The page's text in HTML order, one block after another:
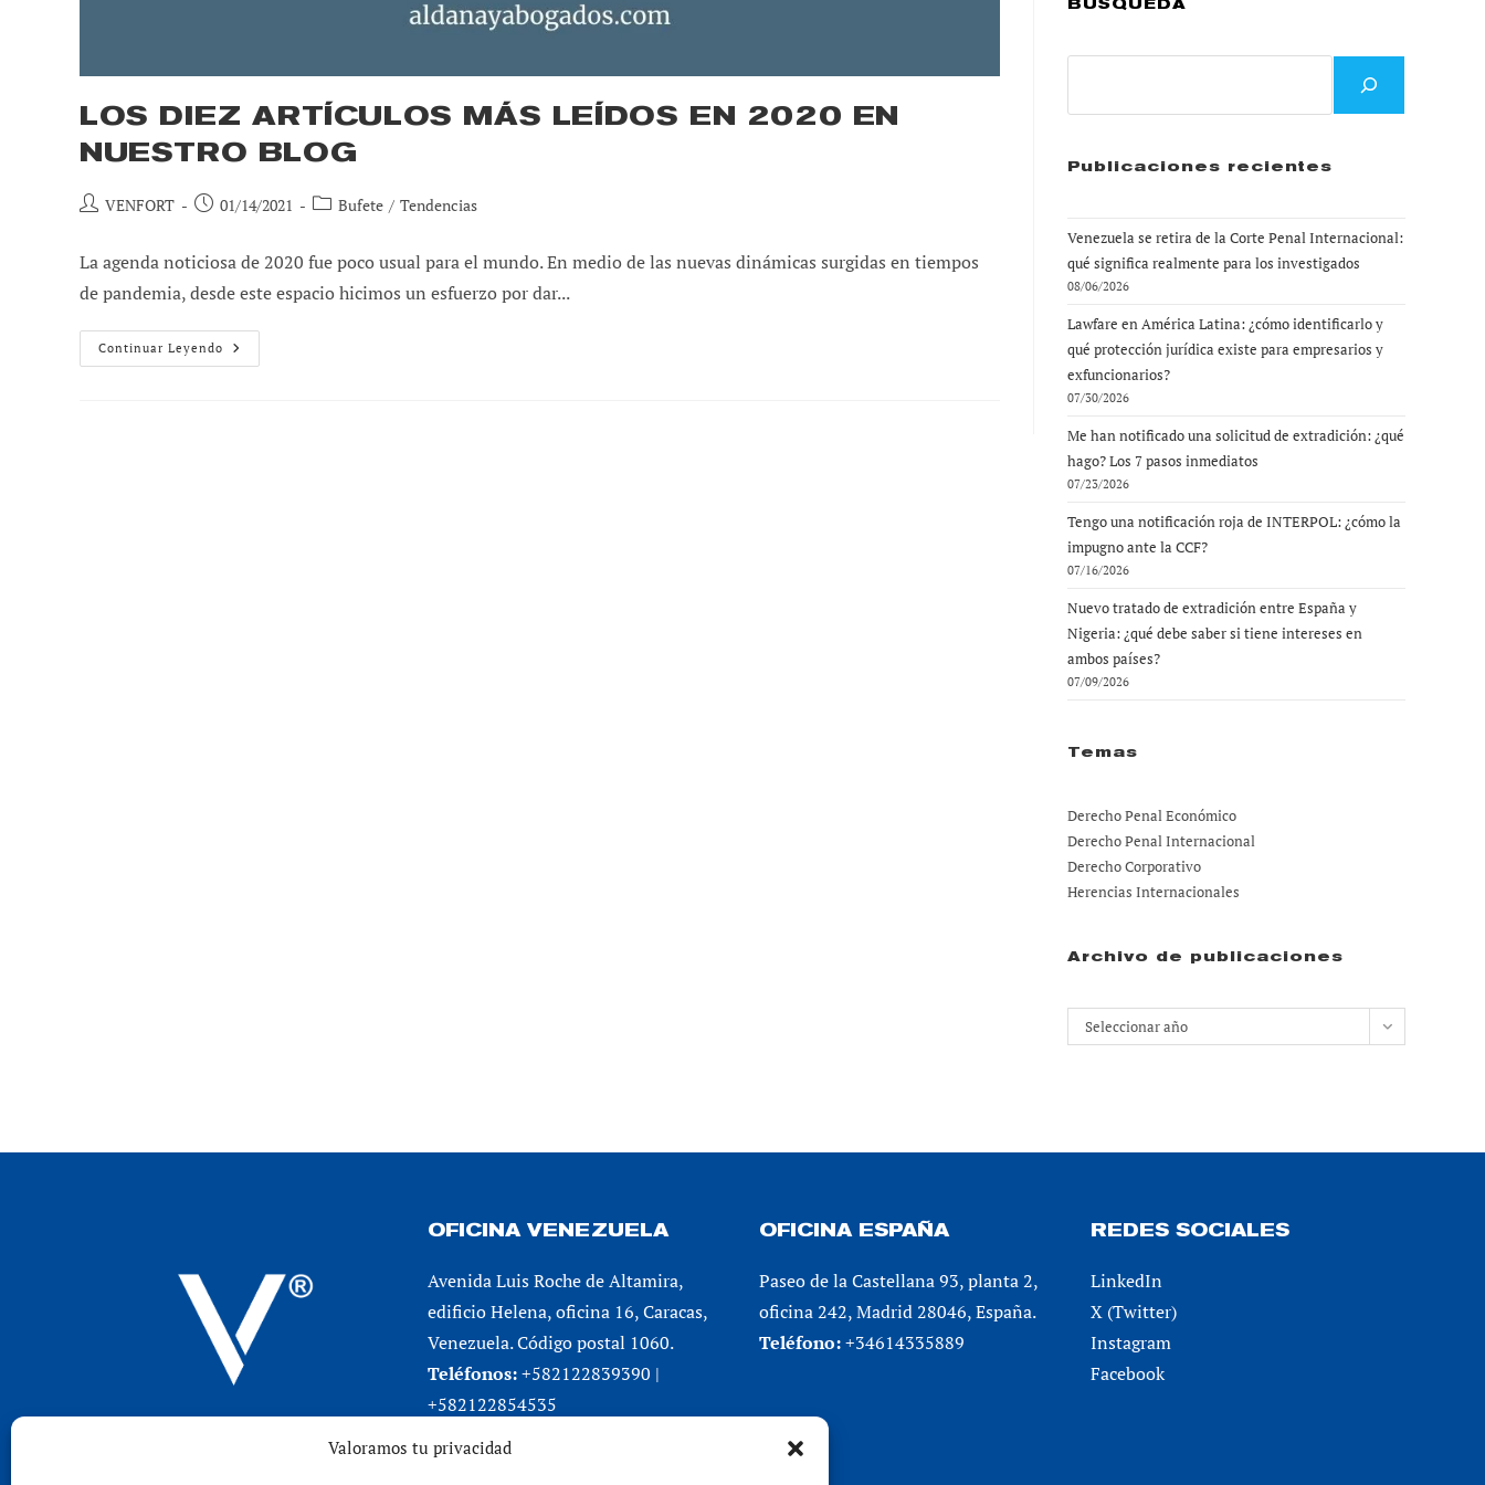
Valoramos tu privacidad
LOS DIEZ ARTÍCULOS MÁS LEÍDOS EN 2020 EN
NUESTRO BLOG
Autor
entrada:
VENFORT
Publicación
entrada:
01/14/2021
Categoría
entrada:
Bufete / Tendencias
La agenda noticiosa de 2020 fue poco usual para el mundo. En medio de las nuevas dinámicas surgidas en tiempos
de pandemia, desde este espacio hicimos un esfuerzo por dar...
Continuar Leyendo Los
Diez
BÚSQUEDA
Publicaciones recientes
Venezuela se retira de la Corte Penal Internacional:
qué significa realmente para los investigados
08/06/2026
Lawfare en América Latina: ¿cómo identificarlo y
qué protección jurídica existe para empresarios y
exfuncionarios?
07/30/2026
Me han notificado una solicitud de extradición: ¿qué
hago? Los 7 pasos inmediatos
07/23/2026
Tengo una notificación roja de INTERPOL: ¿cómo la
impugno ante la CCF?
07/16/2026
Nuevo tratado de extradición entre España y
Nigeria: ¿qué debe saber si tiene intereses en
ambos países?
07/09/2026
Temas
Derecho Penal Económico
Derecho Penal Internacional
Derecho Corporativo
Herencias Internacionales
Archivo de publicaciones
Archivos
Seleccionar año
OFICINA VENEZUELA
Avenida Luis Roche de Altamira,
edificio Helena, oficina 16, Caracas,
Venezuela. Código postal 1060.
Teléfonos:+582122839390 |
+582122854535
OFICINA ESPAÑA
Paseo de la Castellana 93, planta 2,
oficina 242, Madrid 28046, España.
Teléfono:+34614335889
REDES SOCIALES
LinkedIn
X (Twitter)
Instagram
Facebook